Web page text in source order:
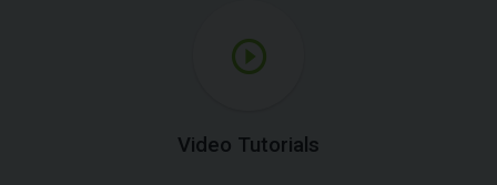
Video Tutorials